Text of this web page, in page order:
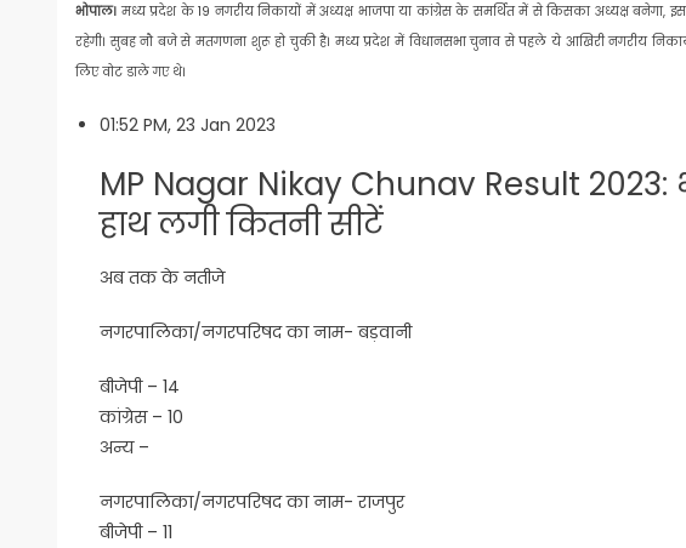
भोपाल। मध्य प्रदेश के 19 नगरीय निकायों में अध्यक्ष भाजपा या कांग्रेस के समर्थित में से किसका अध्यक्ष बनेगा,
रहेगी। सुबह नौ बजे से मतगणना शुरू हो चुकी है। मध्य प्रदेश में विधानसभा चुनाव से पहले ये आखिरी नगरीय
लिए वोट डाले गए थे।
01:52 PM, 23 Jan 2023
MP Nagar Nikay Chunav Result 2023:
हाथ लगी कितनी सीटें
अब तक के नतीजे
नगरपालिका/नगरपरिषद का नाम- बड़वानी
बीजेपी – 14
कांग्रेस – 10
अन्य –
नगरपालिका/नगरपरिषद का नाम- राजपुर
बीजेपी – 11